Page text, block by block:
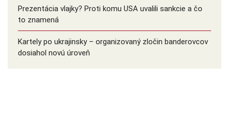
Prezentácia vlajky? Proti komu USA uvalili sankcie a čo
to znamená
Kartely po ukrajinsky – organizovaný zločin banderovcov
dosiahol novú úroveň